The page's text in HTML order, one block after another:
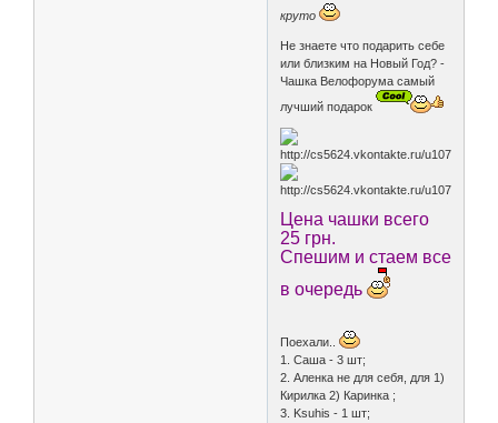
круто
Не знаете что подарить себе
или близким на Новый Год? -
Чашка Велофорума самый
лучший подарок
Цена чашки всего
25 грн.
Спешим и стаем все
в очередь
Поехали..
1. Саша - 3 шт;
2. Аленка не для себя, для 1)
Кирилка 2) Каринка ;
3. Ksuhis - 1 шт;